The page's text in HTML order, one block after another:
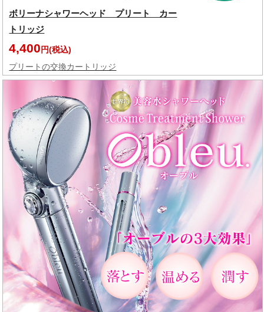
ボリーナシャワーヘッド プリート カー
トリッジ
4,400 円(税込)
プリートの交換カートリッジ